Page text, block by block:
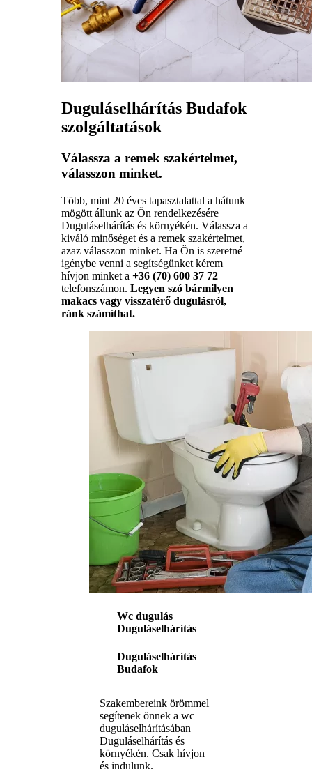
Duguláselhárítás Budafok
szolgáltatások
Válassza a remek szakértelmet,
válasszon minket.
Több, mint 20 éves tapasztalattal a hátunk
mögött állunk az Ön rendelkezésére
Duguláselhárítás és környékén. Válassza a
kiváló minőséget és a remek szakértelmet,
azaz válasszon minket. Ha Ön is szeretné
igénybe venni a segítségünket kérem
hívjon minket a +36 (70) 600 37 72
telefonszámon. Legyen szó bármilyen
makacs vagy visszatérő dugulásról,
ránk számíthat.
Wc dugulás
Duguláselhárítás
Duguláselhárítás
Budafok
Szakembereink örömmel
segítenek önnek a wc
duguláselhárításában
Duguláselhárítás és
környékén. Csak hívjon
és indulunk.